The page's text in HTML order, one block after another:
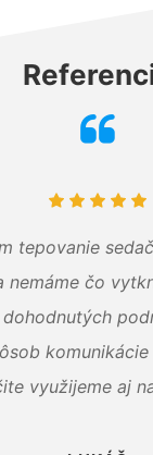
tepovanie
nemáme čo
využijeme aj